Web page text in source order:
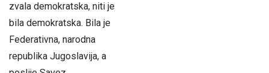
zvala demokratska, niti je
bila demokratska. Bila je
Federativna, narodna
republika Jugoslavija, a